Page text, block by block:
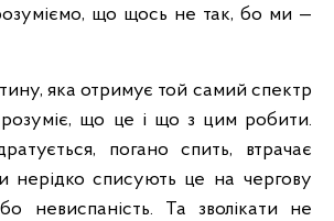
що щось не так, бо ми —
яка отримує той самий спектр
що це і що з цим робити.
погано спить, втрачає
нерідко списують це на чергову
невиспаність. Та зволікати не